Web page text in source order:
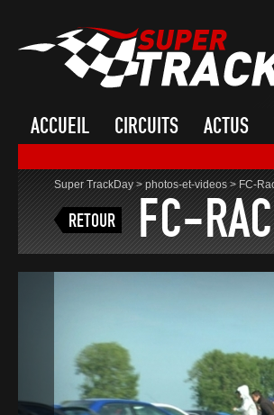
ACCUEIL CIRCUITS ACTUS
Super TrackDay>photos-et-videos>FC-
RETOUR FC-